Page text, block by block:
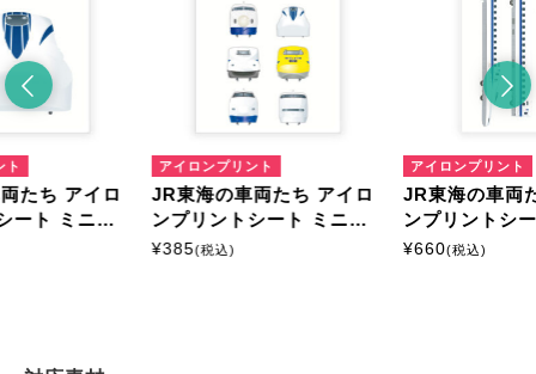
ト
たち アイロ
ート ミニサ
アイロンプリント
JR東海の車両たち アイロ
ンプリントシート ミニサ
イズ
¥385(税込)
アイロンプリント
JR東海の車両
ンプリントシ
サイズ
¥660(税込)